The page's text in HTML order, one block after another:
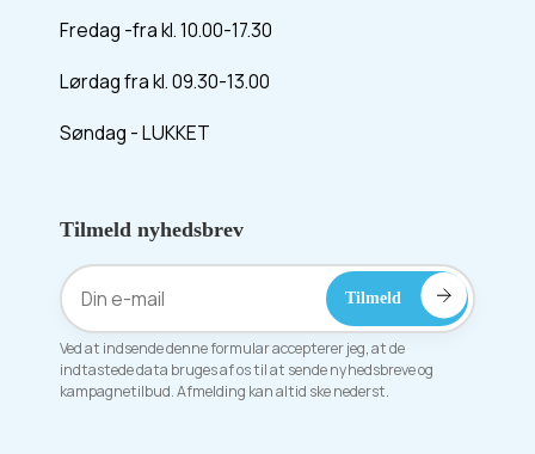
Fredag -fra kl. 10.00-17.30
Lørdag fra kl. 09.30-13.00
Søndag - LUKKET
Tilmeld nyhedsbrev
Ved at indsende denne formular accepterer jeg, at de
indtastede data bruges af os til at sende nyhedsbreve og
kampagnetilbud. Afmelding kan altid ske nederst.